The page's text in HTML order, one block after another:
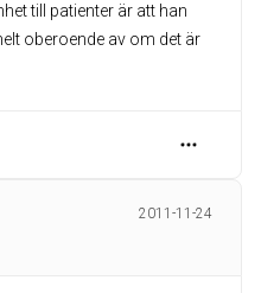
till patienter är att han
oberoende av om det är
2011-11-24